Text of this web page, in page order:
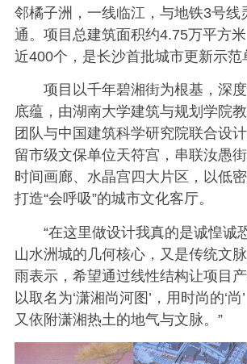
邻橘子洲，一线临江，与地铁3号线
通。项目总建筑面积约4.75万平方
近400个，是长沙首批城市更新示范
项目以千年碧湘街为根基，深
底蕴，由湖南大学建筑与规划学院
团队与中国建筑科学研究院联合设
留市级文保单位天符宫，串联汝愚街
时间画廊、水晶宫四大片区，以低
打造“会呼吸”的城市文化客厅。
“在这里做设计我真的是诚惶诚
山水洲城的几何核心，又是传统文
雨表示，希望通过线性结构让项目
以取名为‘潇湘尚河图’，用时尚的‘尚
又依附潇湘热土的地气与文脉。”